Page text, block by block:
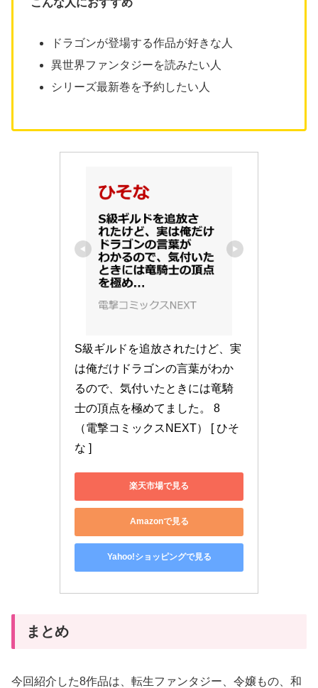
こんな人におすすめ
ドラゴンが登場する作品が好きな人
異世界ファンタジーを読みたい人
シリーズ最新巻を予約したい人
S級ギルドを追放されたけど、実
は俺だけドラゴンの言葉がわか
るので、気付いたときには竜騎
士の頂点を極めてました。 8
（電撃コミックスNEXT） [ ひそ
な ]
楽天市場で見る
Amazonで見る
Yahoo!ショッピングで見る
まとめ
今回紹介した8作品は、転生ファンタジー、令嬢もの、和